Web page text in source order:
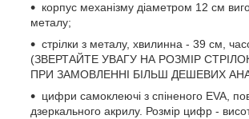
корпус механізму діаметром 12 см
металу;
стрілки з металу, хвилинна - 39 см,
(ЗВЕРТАЙТЕ УВАГУ НА РОЗМІР
ПРИ ЗАМОВЛЕННІ БІЛЬШ ДЕШЕВИХ
цифри самоклеючі з спіненого EVA,
дзеркального акрилу. Розмір цифр -